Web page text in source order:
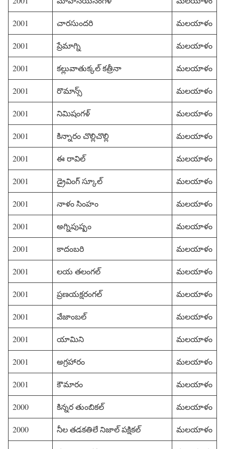
2001 చారసుందరి మలయాళం
2001 ప్రేమాగ్ని మలయాళం
2001 కల్లువాతుక్కల్ కత్రీనా మలయాళం
2001 రొమాన్స్ మలయాళం
2001 నిమిషంగళ్ మలయాళం
2001 కిన్నారం చొల్లిచొల్లి మలయాళం
2001 ఈ రావిల్ మలయాళం
2001 డ్రైవింగ్ స్కూల్ మలయాళం
2001 నాళం సింహం మలయాళం
2001 అగ్నిపుష్పం మలయాళం
2001 కాదంబరి మలయాళం
2001 లయ తలంగల్ మలయాళం
2001 ప్రణయక్షరంగల్ మలయాళం
2001 వేజాంబల్ మలయాళం
2001 యామిని మలయాళం
2001 అగ్రహారం మలయాళం
2001 కౌమారం మలయాళం
2000 కిన్నర తుంబికల్ మలయాళం
2000 నీల తడకతిలే నిజాల్ పక్షికల్ మలయాళం